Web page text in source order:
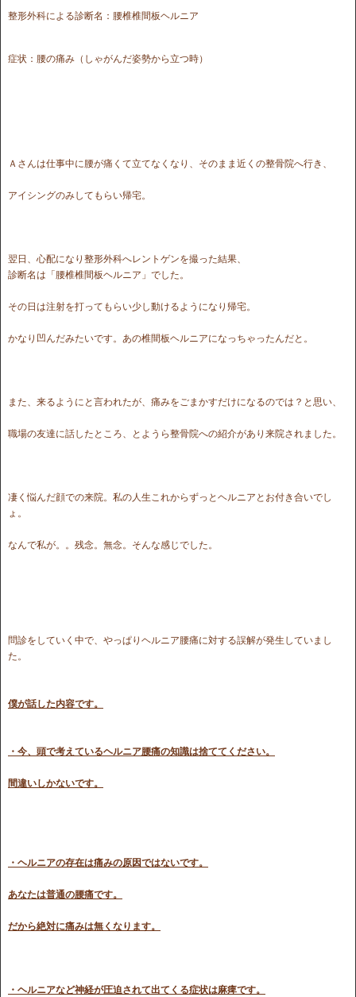
整形外科による診断名：腰椎椎間板ヘルニア
症状：腰の痛み（しゃがんだ姿勢から立つ時）
Ａさんは仕事中に腰が痛くて立てなくなり、そのまま近くの整骨院へ行き、
アイシングのみしてもらい帰宅。
翌日、心配になり整形外科へレントゲンを撮った結果、
診断名は「腰椎椎間板ヘルニア」でした。
その日は注射を打ってもらい少し動けるようになり帰宅。
かなり凹んだみたいです。あの椎間板ヘルニアになっちゃったんだと。
また、来るようにと言われたが、痛みをごまかすだけになるのでは？と思い、
職場の友達に話したところ、とようら整骨院への紹介があり来院されました。
凄く悩んだ顔での来院。私の人生これからずっとヘルニアとお付き合いでし
ょ。
なんで私が。。残念。無念。そんな感じでした。
問診をしていく中で、やっぱりヘルニア腰痛に対する誤解が発生していまし
た。
僕が話した内容です。
・今、頭で考えているヘルニア腰痛の知識は捨ててください。
間違いしかないです。
・ヘルニアの存在は痛みの原因ではないです。
あなたは普通の腰痛です。
だから絶対に痛みは無くなります。
・ヘルニアなど神経が圧迫されて出てくる症状は麻痺です。